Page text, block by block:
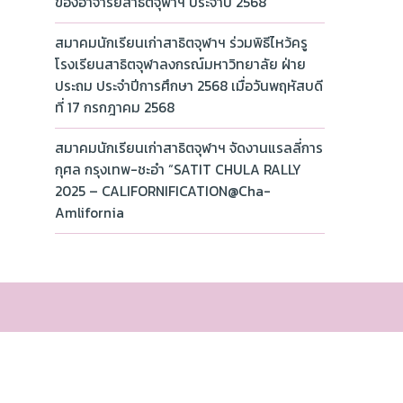
สมาคมนักเรียนเก่าสาธิตจุฬาฯ ร่วมพิธีไหว้ครู
โรงเรียนสาธิตจุฬาลงกรณ์มหาวิทยาลัย ฝ่าย
ประถม ประจำปีการศึกษา 2568 เมื่อวันพฤหัสบดี
ที่ 17 กรกฎาคม 2568
สมาคมนักเรียนเก่าสาธิตจุฬาฯ จัดงานแรลลี่การ
กุศล กรุงเทพ-ชะอำ “SATIT CHULA RALLY
2025 – CALIFORNIFICATION@Cha-
Amlifornia